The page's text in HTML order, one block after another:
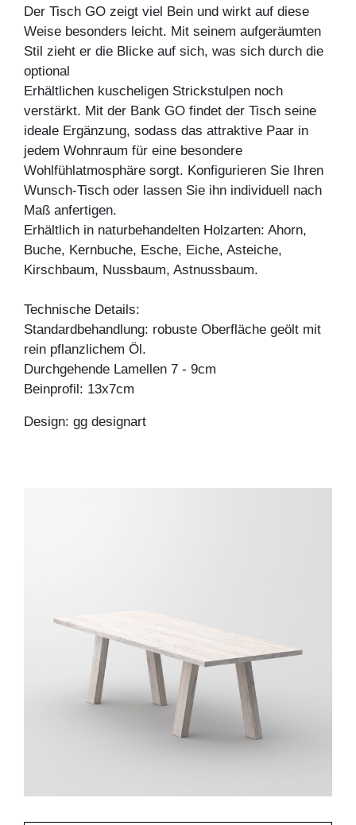
Der Tisch GO zeigt viel Bein und wirkt auf diese
Weise besonders leicht. Mit seinem aufgeräumten
Stil zieht er die Blicke auf sich, was sich durch die
optional
Erhältlichen kuscheligen Strickstulpen noch
verstärkt. Mit der Bank GO findet der Tisch seine
ideale Ergänzung, sodass das attraktive Paar in
jedem Wohnraum für eine besondere
Wohlfühlatmosphäre sorgt. Konfigurieren Sie Ihren
Wunsch-Tisch oder lassen Sie ihn individuell nach
Maß anfertigen.
Erhältlich in naturbehandelten Holzarten: Ahorn,
Buche, Kernbuche, Esche, Eiche, Asteiche,
Kirschbaum, Nussbaum, Astnussbaum.
Technische Details:
Standardbehandlung: robuste Oberfläche geölt mit
rein pflanzlichem Öl.
Durchgehende Lamellen 7 - 9cm
Beinprofil: 13x7cm
Design: gg designart